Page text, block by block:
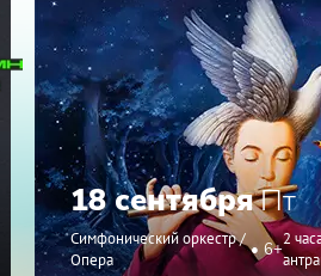
Вадим Соловьев
Колеватова
18 сентябряПт
Симфонический оркестр /
Опера
6+
2